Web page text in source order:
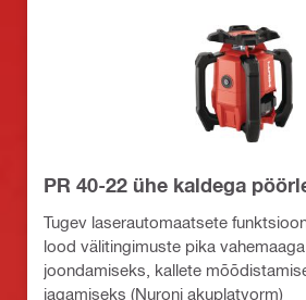
PR 40-22 ühe kaldega
Tugev laserautomaatsete
lood välitingimuste pika vahemaaga
joondamiseks, kallete
jagamiseks (Nuroni akuplatvorm)